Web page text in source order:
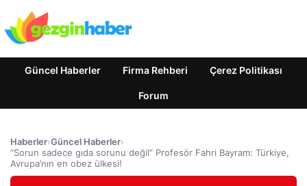
Güncel Haberler Firma Rehberi Çerez Politikası
Forum
Haberler›Güncel Haberler›
“Sorun sadece gıda sorunu değil” Profesör Fahri Bayram: Türkiye,
Avrupa’nın en obez ülkesi!